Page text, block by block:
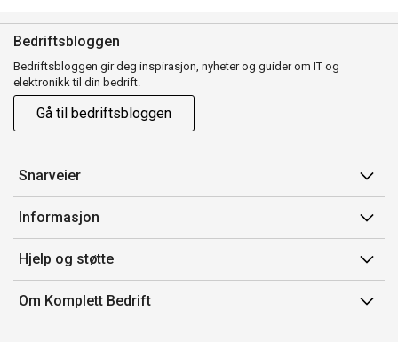
Bedriftsbloggen
Bedriftsbloggen gir deg inspirasjon, nyheter og guider om IT og
elektronikk til din bedrift.
Gå til bedriftsbloggen
Snarveier
Min side
Ordreoversikt
Mine produkter
Informasjon
Salgsbetingelser
Avtalevilkår for Komplett Bedrift Pluss
Produsenter
Hjelp og støtte
Kontakt oss
Retur
Om Komplett Bedrift